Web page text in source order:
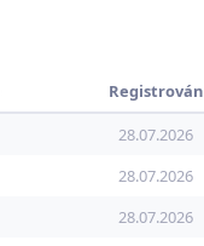
Registrován
28.07.2026
28.07.2026
28.07.2026